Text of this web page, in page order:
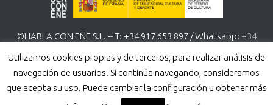
©HABLA CON EÑE S.L. -- T: +34 917 653 897 / Whatsapp: +34
Política de Privacidad-Política de cookies
Utilizamos cookies propias y de terceros, para realizar análisis de
navegación de usuarios. Si continúa navegando, consideramos
que acepta su uso. Puede cambiar la configuración u obtener más